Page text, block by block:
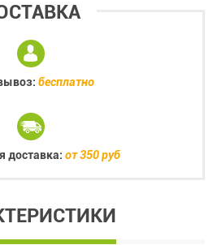
бесплатно
доставка: от 350 руб